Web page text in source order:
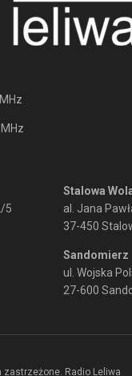
5
Stalowa
al. Jana
37-450
Sandomierz
ul. Wojska
27-600
Radio Leliwa